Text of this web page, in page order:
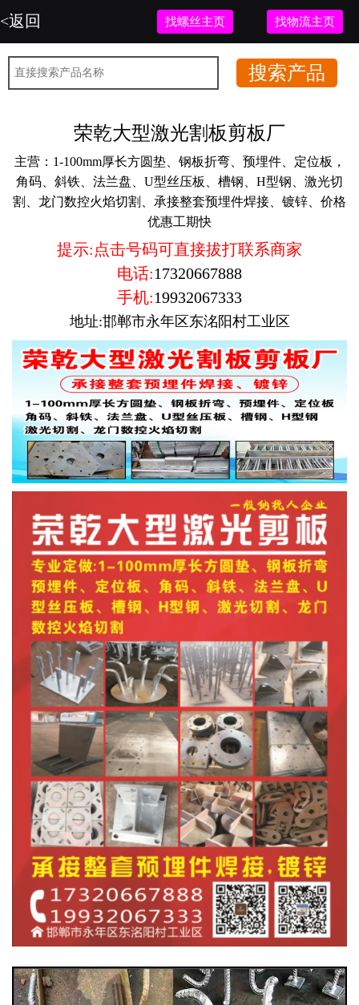
<返回 找螺丝主页 找物流主页
荣乾大型激光割板剪板厂
主营： 1-100mm厚长方圆垫、钢板折弯、预埋件、定位板，
角码、斜铁、法兰盘、U型丝压板、槽钢、H型钢、激光切
割、龙门数控火焰切割、承接整套预埋件焊接、镀锌、价格
优惠工期快
提示:点击号码可直接拔打联系商家
电话:17320667888
手机:19932067333
地址:邯郸市永年区东洺阳村工业区